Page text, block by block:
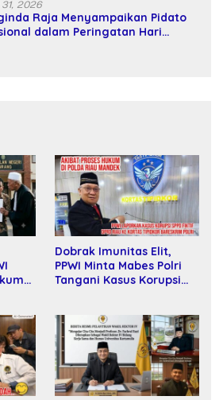
31, 2026
Raja Menyampaikan Pidato
dalam Peringatan Hari
Dobrak Imunitas Elit,
PPWI Minta Mabes Polri
Tangani Kasus Korupsi